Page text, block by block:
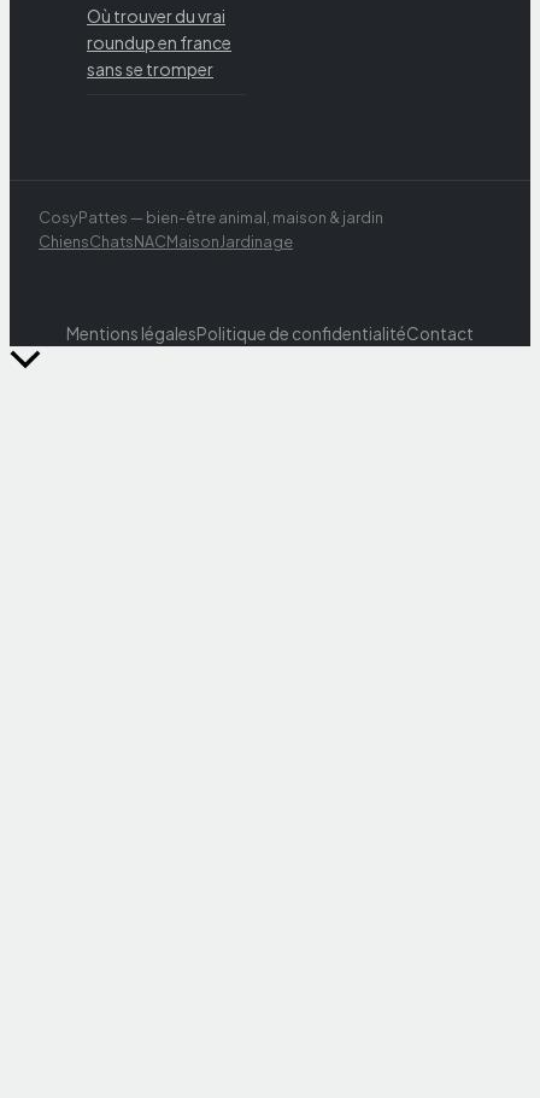
Où trouver du vrai
roundup en france
sans se tromper
CosyPattes — bien-être animal, maison & jardin
ChiensChatsNACMaisonJardinage
Mentions légalesPolitique de confidentialitéContact